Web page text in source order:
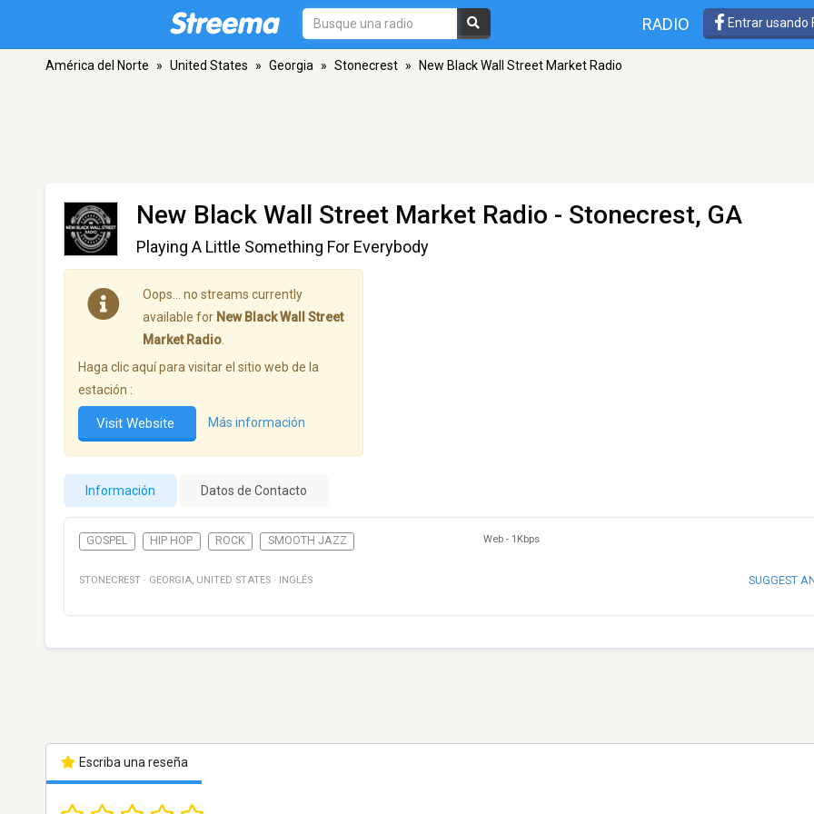
RADIO Entrar usando
América del Norte » United States » Georgia » Stonecrest » New Black Wall Street Market Radio
New Black Wall Street Market Radio - Stonecrest, GA
Playing A Little Something For Everybody
Oops… no streams currently
available for New Black Wall Street
Market Radio
Haga clic aquí para visitar el sitio web de la
estación :
Visit Website Más información
Información Datos de Contacto
GOSPEL HIP HOP ROCK SMOOTH JAZZ Web - 1Kbps
STONECREST · GEORGIA, UNITED STATES · INGLÉS SUGGEST
Escriba una reseña